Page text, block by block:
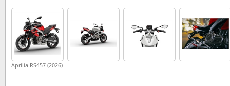
Aprilia RS457 (2026)